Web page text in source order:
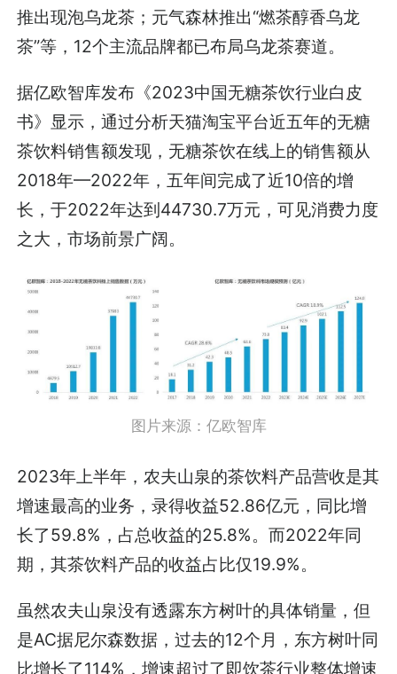
推出现泡乌龙茶；元气森林推出“燃茶醇香乌龙
茶”等，12个主流品牌都已布局乌龙茶赛道。
据亿欧智库发布《2023中国无糖茶饮行业白皮
书》显示，通过分析天猫淘宝平台近五年的无糖
茶饮料销售额发现，无糖茶饮在线上的销售额从
2018年—2022年，五年间完成了近10倍的增
长，于2022年达到44730.7万元，可见消费力度
之大，市场前景广阔。
图片来源：亿欧智库
2023年上半年，农夫山泉的茶饮料产品营收是其
增速最高的业务，录得收益52.86亿元，同比增
长了59.8%，占总收益的25.8%。而2022年同
期，其茶饮料产品的收益占比仅19.9%。
虽然农夫山泉没有透露东方树叶的具体销量，但
是AC据尼尔森数据，过去的12个月，东方树叶同
比增长了114%，增速超过了即饮茶行业整体增速